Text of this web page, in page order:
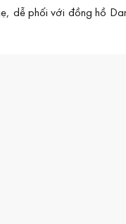
dễ phối với đồng hồ